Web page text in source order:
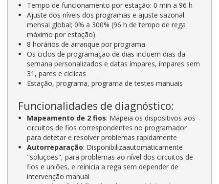
Tempo de funcionamento por estação: 0 min a 96 h
Ajuste dos níveis dos programas e ajuste sazonal
mensal global; 0% a 300% (96 h de tempo de rega
máximo por estação)
8 horários de arranque por programa
Os ciclos de programação de dias incluem dias da
semana personalizados e datas ímpares, ímpares sem
31, pares e cíclicas
Estação, programa, programa de testes manuais
Funcionalidades de diagnóstico:
Mapeamento de 2 fios: Mapeia os dispositivos aos
circuitos de fios correspondentes no programador
para detetar e resolver problemas rapidamente
Autorreparação: Disponibilizaautomaticamente
"soluções", para problemas ao nível dos circuitos de
fios e uniões, e reinicia a rega sem depender de
intervenção manual